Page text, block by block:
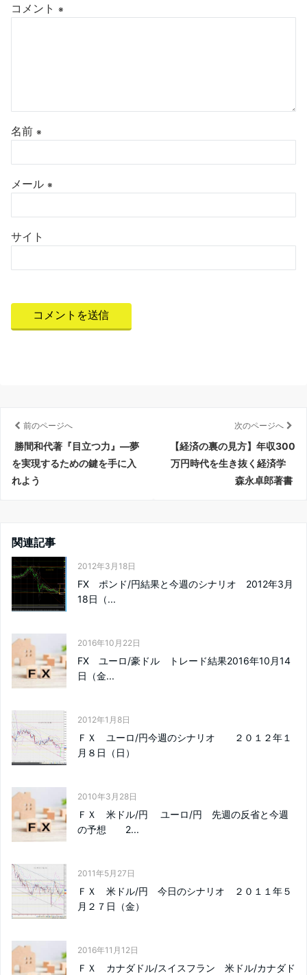
コメント ※
名前 ※
メール ※
サイト
前のページへ
勝間和代著『目立つ力』―夢
を実現するための鍵を手に入
れよう
次のページへ
【経済の裏の見方】年収300
万円時代を生き抜く経済学
森永卓郎著書
関連記事
2012年3月18日
FX ポンド/円結果と今週のシナリオ 2012年3月
18日（...
2016年10月22日
FX ユーロ/豪ドル トレード結果2016年10月14
日（金...
2012年1月8日
ＦＸ ユーロ/円今週のシナリオ ２０１２年１
月８日（日）
2010年3月28日
ＦＸ 米ドル/円 ユーロ/円 先週の反省と今週
の予想 2...
2011年5月27日
ＦＸ 米ドル/円 今日のシナリオ ２０１１年５
月２７日（金）
2016年11月12日
ＦＸ カナダドル/スイスフラン 米ドル/カナダド